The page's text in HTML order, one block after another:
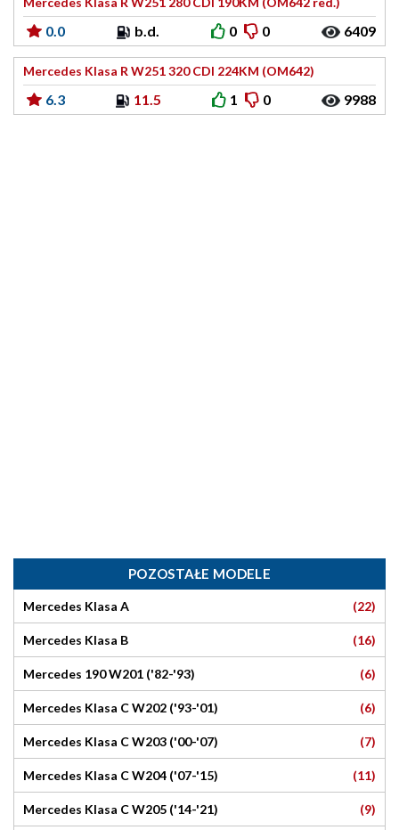
0.0 b.d. 0 0 6409
Mercedes Klasa R W251 320 CDI 224KM (OM642)
6.3 11.5 1 0 9988
POZOSTAŁE MODELE
Mercedes Klasa A (22)
Mercedes Klasa B (16)
Mercedes 190 W201 ('82-'93) (6)
Mercedes Klasa C W202 ('93-'01) (6)
Mercedes Klasa C W203 ('00-'07) (7)
Mercedes Klasa C W204 ('07-'15) (11)
Mercedes Klasa C W205 ('14-'21) (9)